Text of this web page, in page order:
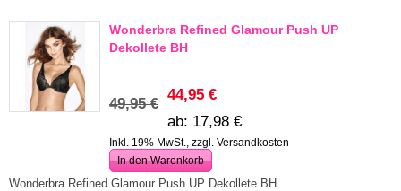
Wonderbra Refined Glamour Push UP
Dekollete BH
49,95 €
44,95 €
ab: 17,98 €
Inkl. 19% MwSt., zzgl. Versandkosten
In den Warenkorb
Wonderbra Refined Glamour Push UP Dekollete BH
Fashion Secrets
Gutscheine
Sale %